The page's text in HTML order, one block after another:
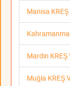
Manisa KREŞ
Mardin KREŞ
Muğla KREŞ